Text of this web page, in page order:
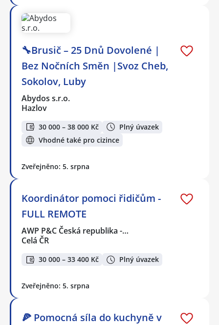
🔧Brusič – 25 Dnů Dovolené |
Bez Nočních Směn |Svoz Cheb,
Sokolov, Luby
Abydos s.r.o.
Hazlov
30 000 – 38 000 Kč
Plný úvazek
Vhodné také pro cizince
Zveřejněno: 5. srpna
Koordinátor pomoci řidičům -
FULL REMOTE
AWP P&C Česká republika -…
Celá ČR
30 000 – 33 400 Kč Plný úvazek
Zveřejněno: 5. srpna
🍕 Pomocná síla do kuchyně v